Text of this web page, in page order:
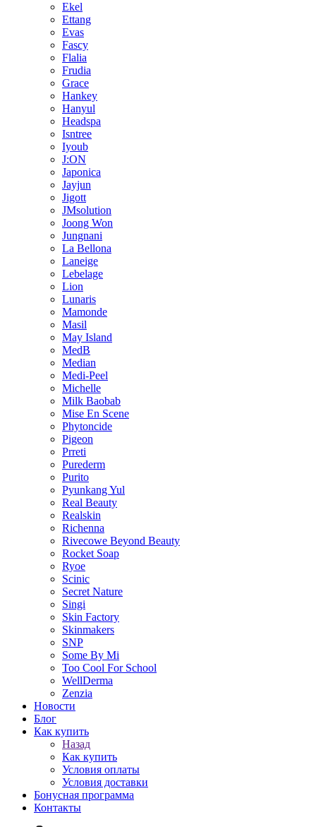
Ekel
Ettang
Evas
Fascy
Flalia
Frudia
Grace
Hankey
Hanyul
Headspa
Isntree
Iyoub
J:ON
Japonica
Jayjun
Jigott
JMsolution
Joong Won
Jungnani
La Bellona
Laneige
Lebelage
Lion
Lunaris
Mamonde
Masil
May Island
MedB
Median
Medi-Peel
Michelle
Milk Baobab
Mise En Scene
Phytoncide
Pigeon
Prreti
Purederm
Purito
Pyunkang Yul
Real Beauty
Realskin
Richenna
Rivecowe Beyond Beauty
Rocket Soap
Ryoe
Scinic
Secret Nature
Singi
Skin Factory
Skinmakers
SNP
Some By Mi
Too Cool For School
WellDerma
Zenzia
Новости
Блог
Как купить
Назад
Как купить
Условия оплаты
Условия доставки
Бонусная программа
Контакты